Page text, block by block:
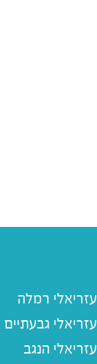
עזריאלי רמלה
עזריאלי גבעתיים
עזריאלי הנגב